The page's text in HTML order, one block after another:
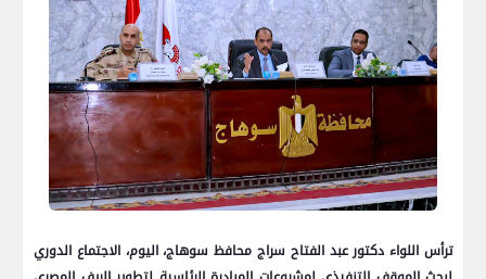
ترأس اللواء دكتور عبد الفتاح سراج محافظ سوهاج، اليوم، الاجتماع الدوري